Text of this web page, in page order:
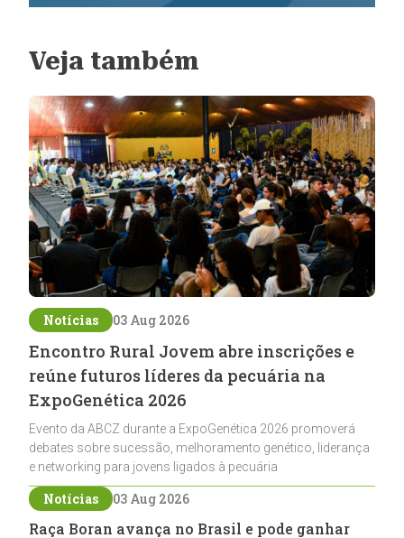
Veja também
Notícias 03 Aug 2026
Encontro Rural Jovem abre inscrições e
reúne futuros líderes da pecuária na
ExpoGenética 2026
Evento da ABCZ durante a ExpoGenética 2026 promoverá
debates sobre sucessão, melhoramento genético, liderança
e networking para jovens ligados à pecuária
Notícias 03 Aug 2026
Raça Boran avança no Brasil e pode ganhar